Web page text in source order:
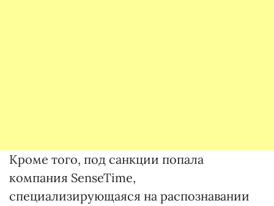
Кроме того, под санкции попала
компания SenseTime,
специализирующаяся на распознавании